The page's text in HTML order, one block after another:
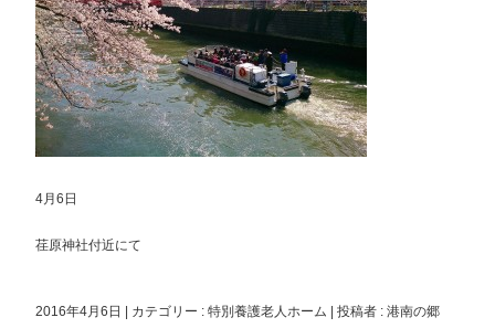
4月6日
荏原神社付近にて
2016年4月6日 カテゴリー : 特別養護老人ホーム 投稿者 : 港南の郷